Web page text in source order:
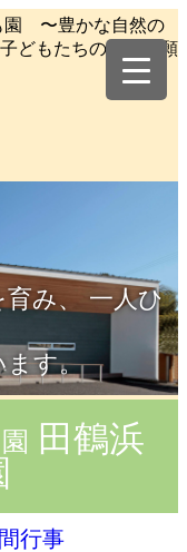
園 〜豊かな自然の
どもたちの成長を願
み、 一人ひ
ます。
田鶴浜
行事